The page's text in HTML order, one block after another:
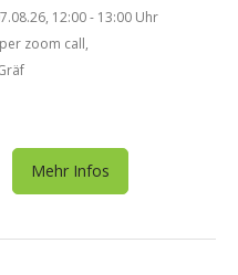
12:00 - 13:00 Uhr
zoom call,
Mehr Infos